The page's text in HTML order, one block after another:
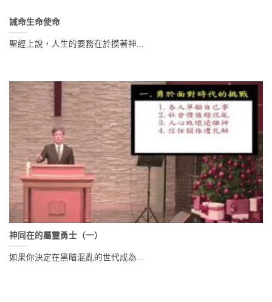
誡命生命使命
聖經上說，人生的要務在於摸著神...
神同在的屬靈勇士（一）
如果你決定在黑暗混亂的世代成為...